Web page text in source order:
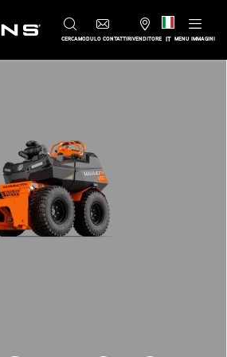
CERCAMODULO CONTATTIRIVENDITORE IT MENU IMMAGINI